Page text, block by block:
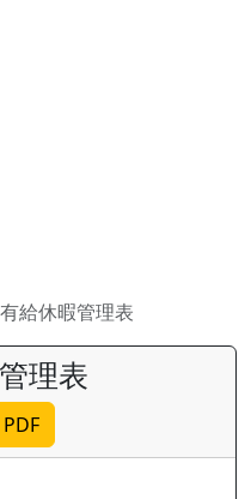
有給休暇管理表
理表
PDF